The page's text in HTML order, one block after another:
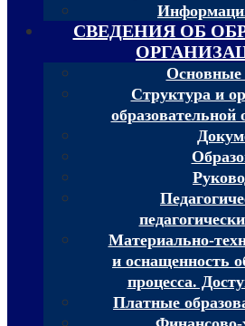
СВЕДЕНИЯ ОБ
Основные
Структура и
образовательной
Материально-
и оснащенность
процесса.
Платные